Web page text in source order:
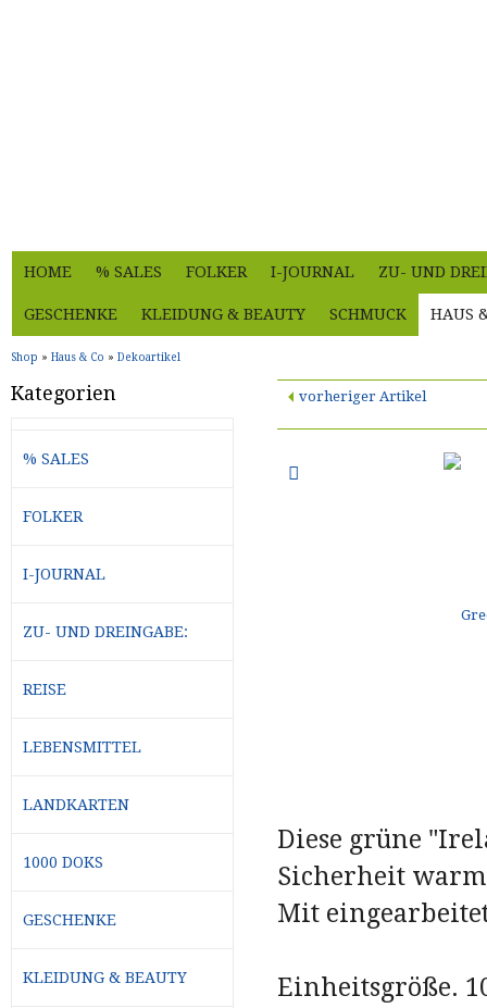
HOME % SALES FOLKER I-JOURNAL ZU- UND
GESCHENKE KLEIDUNG & BEAUTY SCHMUCK HAUS
Shop » Haus & Co » Dekoartikel
vorheriger Artikel
Diese grüne
Sicherheit
Mit
Einheitsgröße.
Kategorien
% SALES
FOLKER
I-JOURNAL
ZU- UND DREINGABE:
REISE
LEBENSMITTEL
LANDKARTEN
1000 DOKS
GESCHENKE
KLEIDUNG & BEAUTY